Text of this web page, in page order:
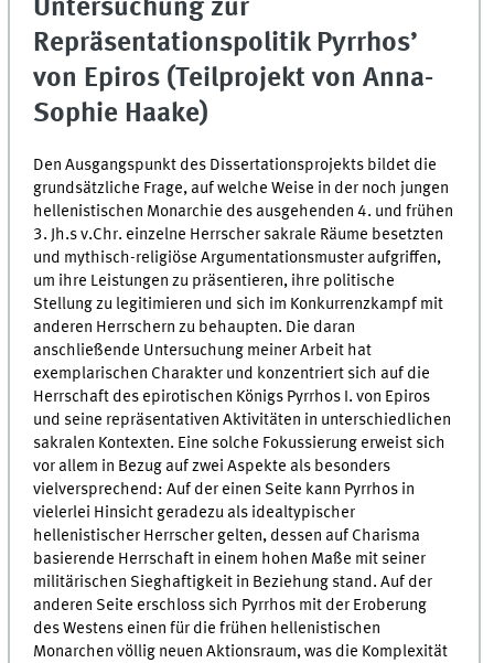
Untersuchung zur
Repräsentationspolitik Pyrrhos’
von Epiros (Teilprojekt von Anna-
Sophie Haake)
Den Ausgangspunkt des Dissertationsprojekts bildet die
grundsätzliche Frage, auf welche Weise in der noch jungen
hellenistischen Monarchie des ausgehenden 4. und frühen
3. Jh.s v.Chr. einzelne Herrscher sakrale Räume besetzten
und mythisch-religiöse Argumentationsmuster aufgriffen,
um ihre Leistungen zu präsentieren, ihre politische
Stellung zu legitimieren und sich im Konkurrenzkampf mit
anderen Herrschern zu behaupten. Die daran
anschließende Untersuchung meiner Arbeit hat
exemplarischen Charakter und konzentriert sich auf die
Herrschaft des epirotischen Königs Pyrrhos I. von Epiros
und seine repräsentativen Aktivitäten in unterschiedlichen
sakralen Kontexten. Eine solche Fokussierung erweist sich
vor allem in Bezug auf zwei Aspekte als besonders
vielversprechend: Auf der einen Seite kann Pyrrhos in
vielerlei Hinsicht geradezu als idealtypischer
hellenistischer Herrscher gelten, dessen auf Charisma
basierende Herrschaft in einem hohen Maße mit seiner
militärischen Sieghaftigkeit in Beziehung stand. Auf der
anderen Seite erschloss sich Pyrrhos mit der Eroberung
des Westens einen für die frühen hellenistischen
Monarchen völlig neuen Aktionsraum, was die Komplexität